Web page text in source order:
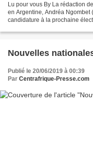
Lu pour vous By La rédaction
en Argentine, Andréa Ngombet
candidature à la prochaine
Nouvelles
Publié le 20/06/2019 à 00:39
Par Centrafrique-Presse.com